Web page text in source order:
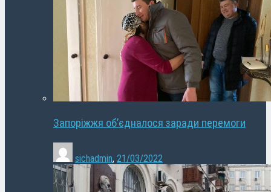
Запоріжжя об’єдналося заради перемоги
sichadmin, 21/03/2022